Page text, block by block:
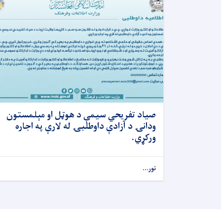
صیاد تفریحي سيمې د هوټل او مېلمستون
ودانۍ د آزادې داوطلبۍ له لارې په اجاره
ورکړي.
نور...